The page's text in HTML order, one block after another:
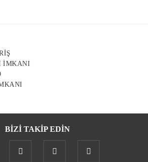
İMKANI
BİZİ TAKİP EDİN